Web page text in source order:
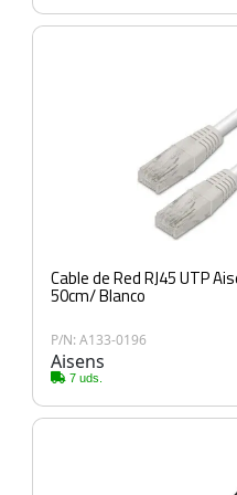
Cable de Red RJ45 UTP
50cm/ Blanco
P/N: A133-0196
Aisens
7 uds.